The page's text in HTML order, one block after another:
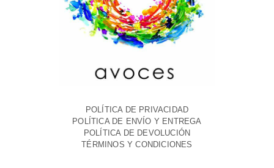
POLÍTICA DE PRIVACIDAD
POLÍTICA DE ENVÍO Y ENTREGA
POLÍTICA DE DEVOLUCIÓN
TÉRMINOS Y CONDICIONES